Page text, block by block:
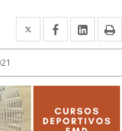
Twitter
Enlace
a
aplicación
externa.
Facebook
Enlace
a
aplicación
externa.
Enlace
a